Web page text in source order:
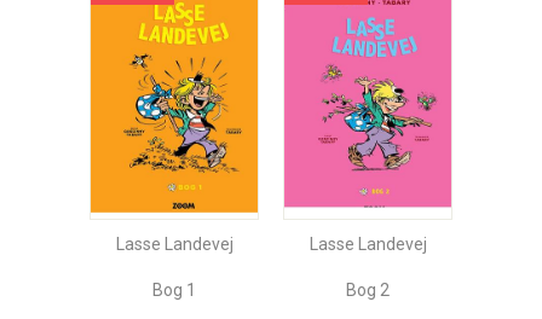
Lasse Landevej
Bog 1
Lasse Landevej
Bog 2